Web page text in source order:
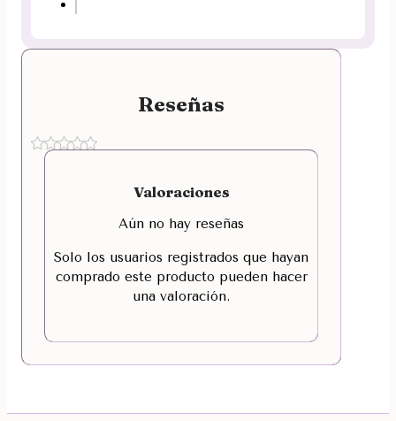
Reseñas
Valoraciones
Aún no hay reseñas
Solo los usuarios registrados que hayan
comprado este producto pueden hacer
una valoración.